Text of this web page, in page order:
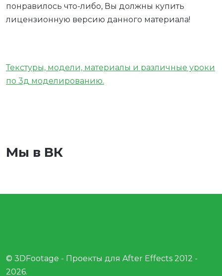
понравилось что-либо, Вы должны купить
лицензионную версию данного материала!
Текстуры, модели, материалы и различные уроки
по 3д моделированию.
Мы в ВК
© 3DFootage - Проекты для After Effects 2012 -
2026.